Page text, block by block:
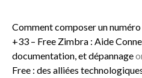
Comment composer un
+33 – Free Zimbra : Aide
documentation, et dépannage
Free : des alliées